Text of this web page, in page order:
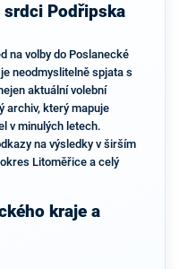
Podřipska
na volby do Poslanecké
neodmyslitelně spjata s
aktuální volební
archiv, který mapuje
v minulých letech.
na výsledky v širším
Litoměřice a celý
kraje a